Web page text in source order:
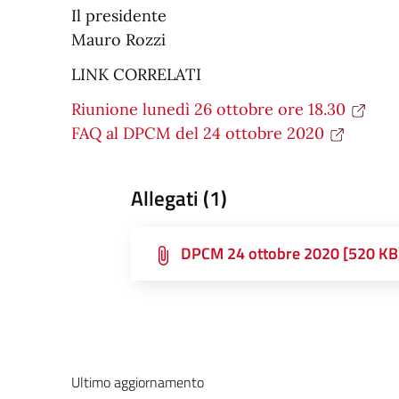
Il presidente
Mauro Rozzi
LINK CORRELATI
Riunione lunedì 26 ottobre ore 18.30
FAQ al DPCM del 24 ottobre 2020
Allegati (1)
DPCM 24 ottobre 2020 [520
Ultimo aggiornamento